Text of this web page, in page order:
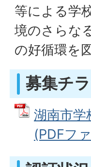
等による学
境のさらな
の好循環を
募集チ
湖南市
(PDFフ